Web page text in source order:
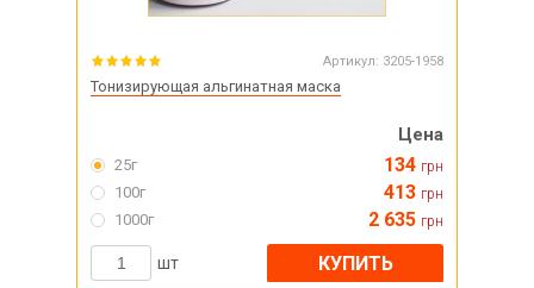
Артикул: 3205-1958
Тонизирующая альгинатная маска
Цена
25г 134 грн
100г 413 грн
1000г 2 635 грн
шт КУПИТЬ